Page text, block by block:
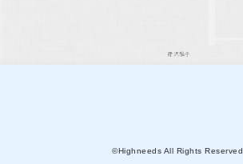
野沢雅子
©Highneeds All Rights Reserved.